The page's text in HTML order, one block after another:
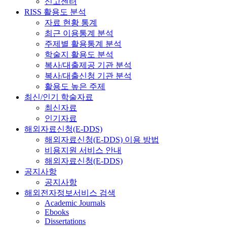
RISS 활용도 분석
자료 현황 통계
최근 이용통계 분석
주제별 활용통계 분석
학술지 활용도 분석
복사/대출제공 기관 분석
복사/대출신청 기관 분석
활용도 높은 주제
최신/인기 학술자료
최신자료
인기자료
해외자료신청(E-DDS)
해외자료신청(E-DDS) 이용 방법
비용지원 서비스 안내
해외자료신청(E-DDS)
공지사항
공지사항
해외전자정보서비스 검색
Academic Journals
Ebooks
Dissertations